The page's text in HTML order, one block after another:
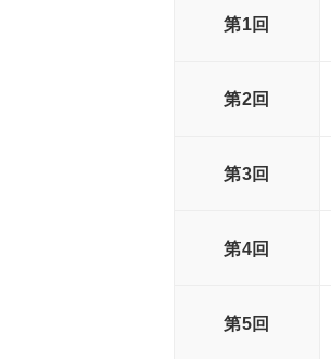
第1回
第2回
第3回
第4回
第5回